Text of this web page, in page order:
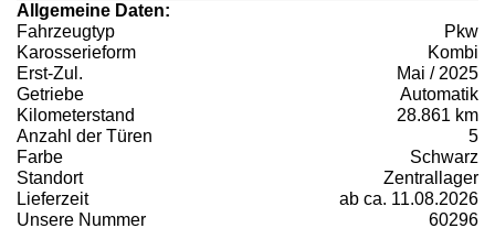
Allgemeine Daten:
Fahrzeugtyp
Pkw
Karosserieform
Kombi
Erst-Zul.
Mai / 2025
Getriebe
Automatik
Kilometerstand
28.861 km
Anzahl der Türen
5
Farbe
Schwarz
Standort
Zentrallager
Lieferzeit
ab ca. 11.08.2026
Unsere Nummer
60296